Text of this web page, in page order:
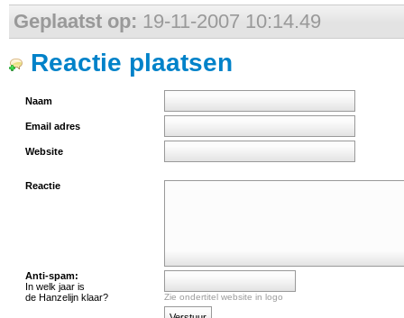
Geplaatst op: 19-11-2007 10:14.49
Reactie plaatsen
Naam
Email adres
Website
Reactie
Anti-spam:
In welk jaar is
de Hanzelijn klaar?
Zie ondertitel website in logo